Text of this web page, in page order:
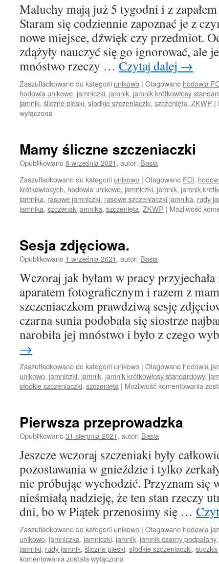
Maluchy mają już 5 tygodni i z
Staram się codziennie zapoznać je z
nowe miejsce, dźwięk czy przedmiot.
zdążyły nauczyć się go ignorować, ale
mnóstwo rzeczy … Czytaj dalej →
Zaszufladkowano do kategorii unikowo | Otagowano hodowla
hodowla unikowo, jamniczki, jamnik, jamnik krótkowłosy
jamnik, śliczne pieski, słodkie szczeniaczki, szczenięta, ZKWP |
wyłączona
Mamy śliczne szczeniaczki
Opublikowano8 września 2021, autor: Basia
Zaszufladkowano do kategorii unikowo | Otagowano FCI,
krótkowłosych, hodowla unikowo, jamniczki, jamnik, jamnik
jamnika, rasowe jamniczki, rasowe szczeniaczki jamnika, rudy
jamnika, szczenak jamnika, szczenięta, ZKWP | Możliwość
Sesja zdjęciowa.
Opublikowano 1 września 2021, autor: Basia
Wczoraj jak byłam w pracy
aparatem fotograficznym i razem z
szczeniaczkom prawdziwą sesję
czarna sunia podobała się siostrze
narobiła jej mnóstwo i było z czego
→
Zaszufladkowano do kategorii unikowo | Otagowano hodowla
unikowo, jamniczki, jamnik, jamnik krótkowłosy standardowy,
słodkie szczeniaczki, szczenięta | Możliwość komentowania
Pierwsza przeprowadzka
Opublikowano31 sierpnia 2021, autor: Basia
Jeszcze wczoraj szczeniaki były
pozostawania w gnieździe i tylko
nie próbując wychodzić. Przyznam się
nieśmiałą nadzieję, że ten stan rzeczy
dni, bo w Piątek przenosimy się …
Zaszufladkowano do kategorii unikowo | Otagowano hodowla
unikowo, jamniczka, jamniczki, jamnik, jamnik czarny podpalany
jamniki, rudy jamnik, śliczne pieski, słodkie szczeniaczki,
komentowania Pierwsza
została wyłączona